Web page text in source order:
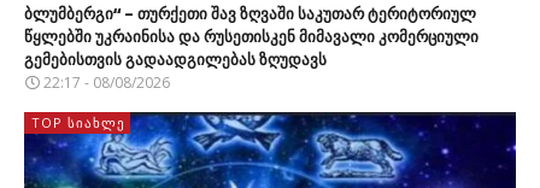
ბლუმბერგი“ – თურქეთი შავ ზღვაში საკუთარ ტერიტორიულ
წყლებში უკრაინისა და რუსეთისკენ მიმავალი კომერციული
გემებისთვის გადაადგილებას ზღუდავს
22:17 - 08/08/2026
TOP ᲡᲘᲐᲮᲚᲔ